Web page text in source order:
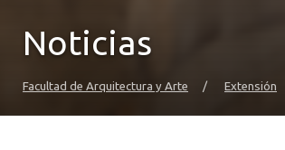
Noticias
Facultad de Arquitectura y Arte / Extensión